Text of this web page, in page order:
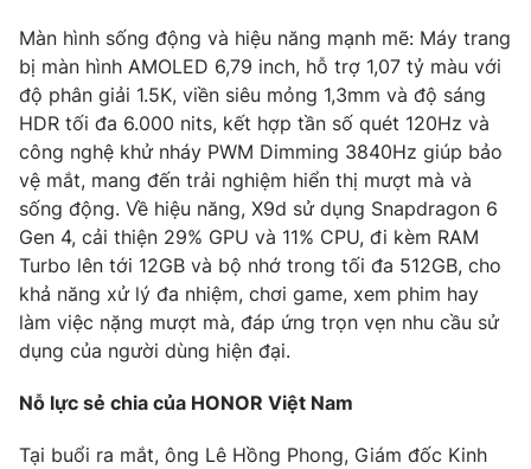
Màn hình sống động và hiệu năng mạnh mẽ: Máy trang
bị màn hình AMOLED 6,79 inch, hỗ trợ 1,07 tỷ màu với
độ phân giải 1.5K, viền siêu mỏng 1,3mm và độ sáng
HDR tối đa 6.000 nits, kết hợp tần số quét 120Hz và
công nghệ khử nháy PWM Dimming 3840Hz giúp bảo
vệ mắt, mang đến trải nghiệm hiển thị mượt mà và
sống động. Về hiệu năng, X9d sử dụng Snapdragon 6
Gen 4, cải thiện 29% GPU và 11% CPU, đi kèm RAM
Turbo lên tới 12GB và bộ nhớ trong tối đa 512GB, cho
khả năng xử lý đa nhiệm, chơi game, xem phim hay
làm việc nặng mượt mà, đáp ứng trọn vẹn nhu cầu sử
dụng của người dùng hiện đại.
Nỗ lực sẻ chia của HONOR Việt Nam
Tại buổi ra mắt, ông Lê Hồng Phong, Giám đốc Kinh